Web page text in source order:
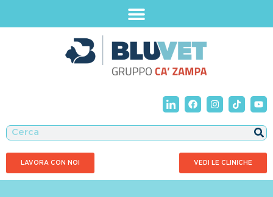
LAVORA CON NOI VEDI LE CLINICHE